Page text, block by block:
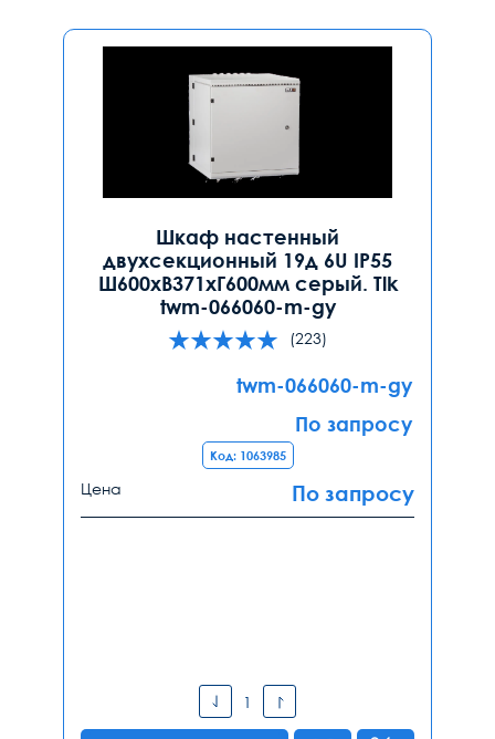
Шкаф настенный
двухсекционный 19д 6U IP55
Ш600хВ371хГ600мм серый. Tlk
twm-066060-m-gy
(223)
twm-066060-m-gy
По запросу
Код: 1063985
Цена По запросу